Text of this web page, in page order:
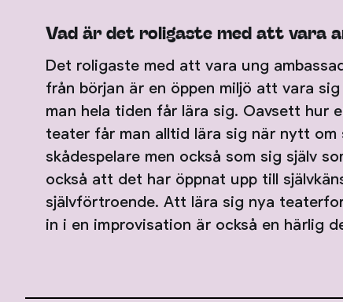
Vad är det roligaste med att vara
Det roligaste med att vara ung
från början är en öppen miljö att vara
man hela tiden får lära sig. Oavsett hur
teater får man alltid lära sig när nytt om
skådespelare men också som sig själv
också att det har öppnat upp till
självförtroende. Att lära sig nya
in i en improvisation är också en härlig